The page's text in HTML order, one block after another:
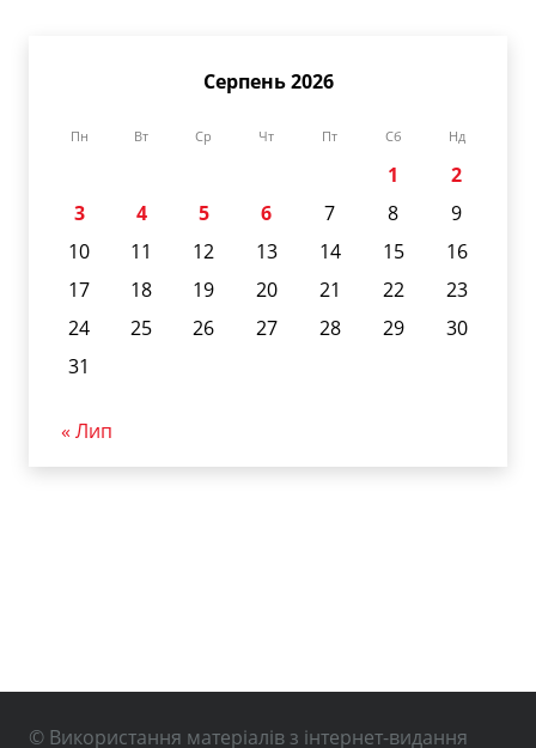
Серпень 2026
Пн Вт Ср Чт Пт Сб Нд
1
2
3
4 5 6 7 8
9
10
11 12 13 14 15
16
17
18 19 20 21 22
23
24
25 26 27 28 29
30
31
« Лип
© Використання матеріалів з інтернет-видання